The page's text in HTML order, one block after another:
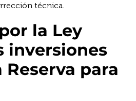
técnica.
la Ley
inversiones
para